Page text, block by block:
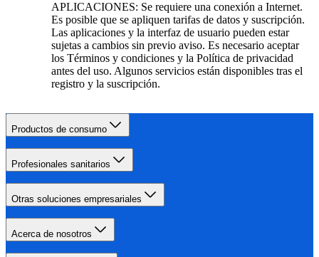
APLICACIONES: Se requiere una conexión a Internet.
Es posible que se apliquen tarifas de datos y suscripción.
Las aplicaciones y la interfaz de usuario pueden estar
sujetas a cambios sin previo aviso. Es necesario aceptar
los Términos y condiciones y la Política de privacidad
antes del uso. Algunos servicios están disponibles tras el
registro y la suscripción.
Productos de consumo
Profesionales sanitarios
Otras soluciones empresariales
Acerca de nosotros